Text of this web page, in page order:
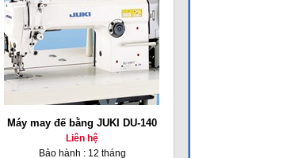
Máy may đế bằng JUKI DU-140
Liên hệ
Bảo hành : 12 tháng